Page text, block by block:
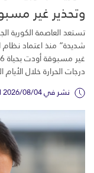
وتحذير غير
تستعد العاصمة الكورية
شديدة” منذ اعتماد نظام
درجات الحرارة خلال
نشر في 2026/08/04 الساعة 10:47 م